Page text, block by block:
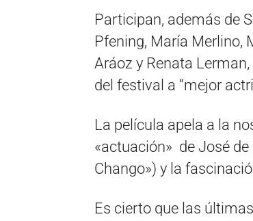
Participan, además de
Pfening, María Merlino,
Aráoz y Renata
del festival a “mejor
La película apela a la
«actuación» de José
Chango») y la
Es cierto que las